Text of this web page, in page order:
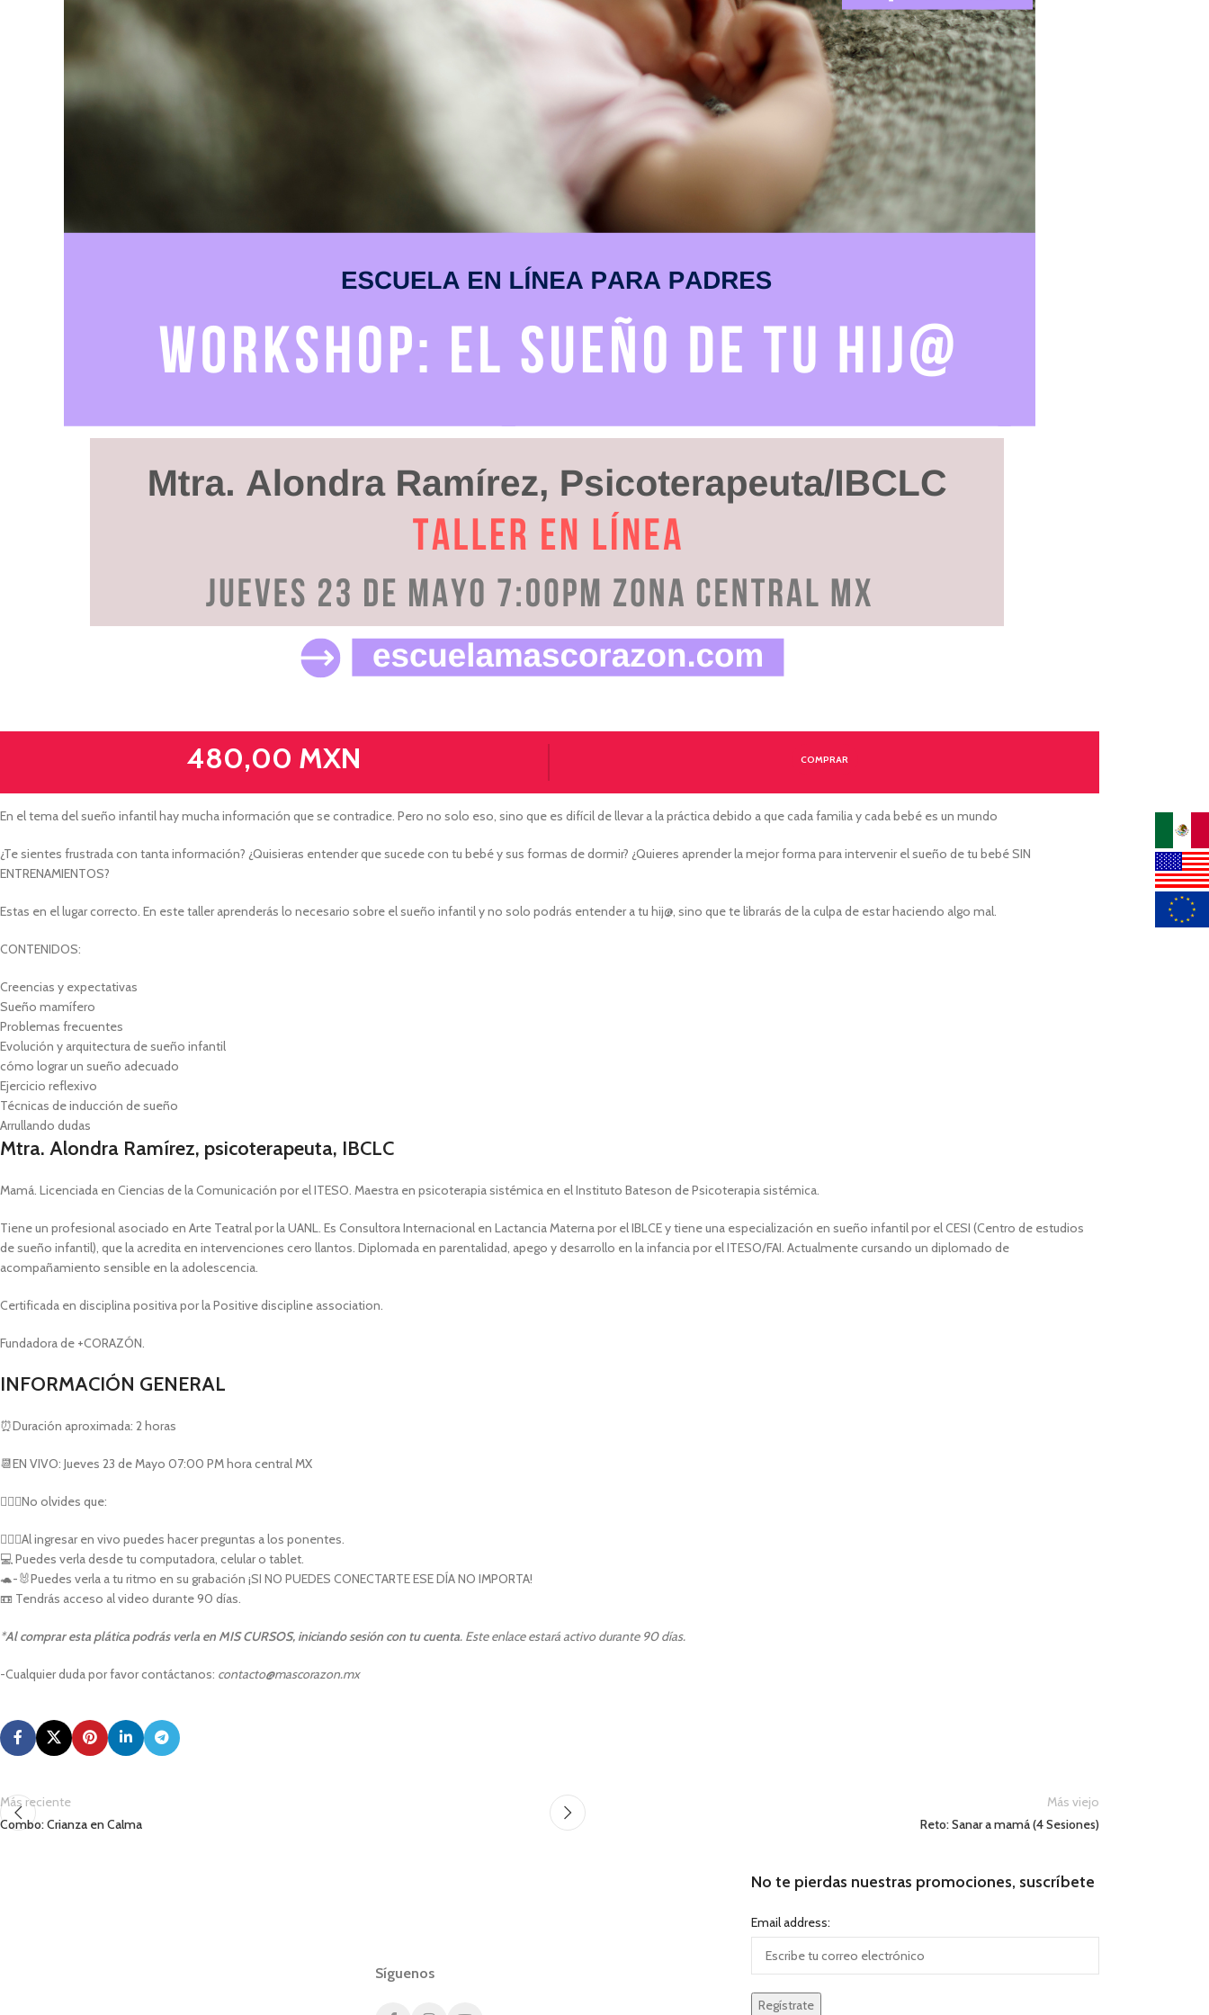
480,00 MXN COMPRAR
En el tema del sueño infantil hay mucha información que se contradice. Pero no solo eso, sino que es difícil de llevar a la práctica debido a que cada familia y cada bebé es un mundo
¿Te sientes frustrada con tanta información? ¿Quisieras entender que sucede con tu bebé y sus formas de dormir? ¿Quieres aprender la mejor forma para intervenir el sueño de tu bebé SIN
ENTRENAMIENTOS?
Estas en el lugar correcto. En este taller aprenderás lo necesario sobre el sueño infantil y no solo podrás entender a tu hij@, sino que te librarás de la culpa de estar haciendo algo mal.
CONTENIDOS:
Creencias y expectativas
Sueño mamífero
Problemas frecuentes
Evolución y arquitectura de sueño infantil
cómo lograr un sueño adecuado
Ejercicio reflexivo
Técnicas de inducción de sueño
Arrullando dudas
Mtra. Alondra Ramírez, psicoterapeuta, IBCLC
Mamá. Licenciada en Ciencias de la Comunicación por el ITESO. Maestra en psicoterapia sistémica en el Instituto Bateson de Psicoterapia sistémica.
Tiene un profesional asociado en Arte Teatral por la UANL. Es Consultora Internacional en Lactancia Materna por el IBLCE y tiene una especialización en sueño infantil por el CESI (Centro de estudios
de sueño infantil), que la acredita en intervenciones cero llantos. Diplomada en parentalidad, apego y desarrollo en la infancia por el ITESO/FAI. Actualmente cursando un diplomado de
acompañamiento sensible en la adolescencia.
Certificada en disciplina positiva por la Positive discipline association.
Fundadora de +CORAZÓN.
INFORMACIÓN GENERAL
⏰Duración aproximada: 2 horas
📆EN VIVO: Jueves 23 de Mayo 07:00 PM hora central MX
💁🏻‍♀️No olvides que:
🙋🏻‍♀️Al ingresar en vivo puedes hacer preguntas a los ponentes.
💻 Puedes verla desde tu computadora, celular o tablet.
🐢-🐰Puedes verla a tu ritmo en su grabación ¡SI NO PUEDES CONECTARTE ESE DÍA NO IMPORTA!
📼 Tendrás acceso al video durante 90 días.
*Al comprar esta plática podrás verla en MIS CURSOS, iniciando sesión con tu cuenta. Este enlace estará activo durante 90 días.
-Cualquier duda por favor contáctanos: contacto@mascorazon.mx
Más reciente
Combo: Crianza en Calma
Más viejo
Reto: Sanar a mamá (4 Sesiones)
Síguenos
No te pierdas nuestras promociones, suscríbete
Email address: